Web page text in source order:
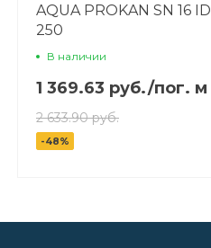
AQUA PROKAN SN 16 ID
250
В наличии
1 369.63 руб./пог. м
2 633.90 руб.
-48%